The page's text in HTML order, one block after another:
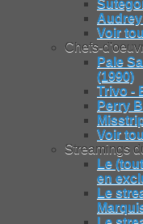
Voir
Chefs-
Pale
(1990)
Trivo -
Perry
Voir
Streamings
Le
en
Le